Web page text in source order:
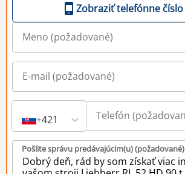
Zobraziť telefónne číslo
+421
Pošlite správu predávajúcim(u) (požadované)